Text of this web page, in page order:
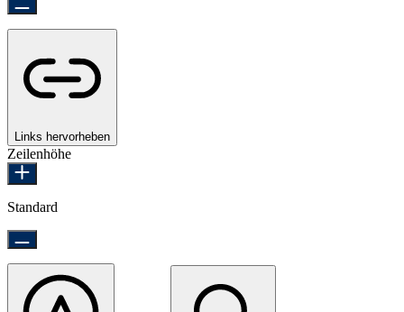
Links hervorheben
Zeilenhöhe
Standard